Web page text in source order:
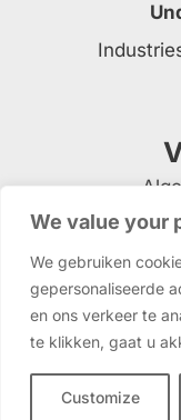
We value your
We gebruiken
gepersonaliseerde
en ons verkeer te
te klikken, gaat u
Customize